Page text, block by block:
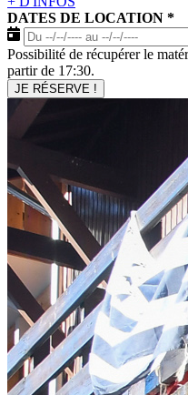
DATES DE LOCATION *
Possibilité de récupérer le
partir de 17:30.
JE RÉSERVE !